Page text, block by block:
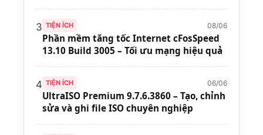
3 TIỆN ÍCH 08/06
Phần mềm tăng tốc Internet cFosSpeed
13.10 Build 3005 – Tối ưu mạng hiệu quả
4 TIỆN ÍCH 06/06
UltraISO Premium 9.7.6.3860 – Tạo, chỉnh
sửa và ghi file ISO chuyên nghiệp